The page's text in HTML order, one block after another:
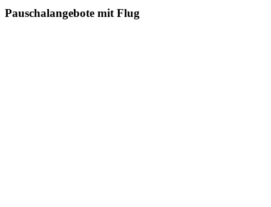
Pauschalangebote mit Flug